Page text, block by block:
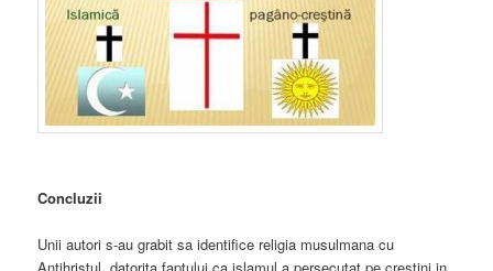
Concluzii
Unii autori s-au grabit sa identifice religia musulmana cu
Antihristul, datorita faptului ca islamul a persecutat pe crestini in